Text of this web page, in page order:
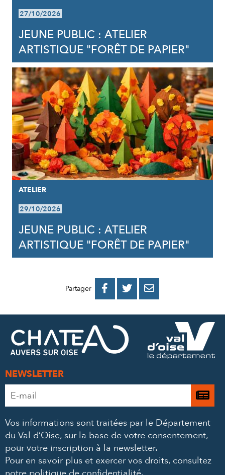
27/10/2026
JEUNE PUBLIC : ATELIER
ARTISTIQUE "FORÊT DE PAPIER"
ATELIER
29/10/2026
JEUNE PUBLIC : ATELIER
ARTISTIQUE "FORÊT DE PAPIER"
Partager 
PARTAGER
FACEBOOK
PARTAGER
PARTAGER
MAIL
NEWSLETTER
Adresse
e-
*
Je
à
Vos informations sont traitées par le Département
du Val d’Oise, sur la base de votre consentement,
pour votre inscription à la newsletter.
Pour en savoir plus et exercer vos droits, consultez